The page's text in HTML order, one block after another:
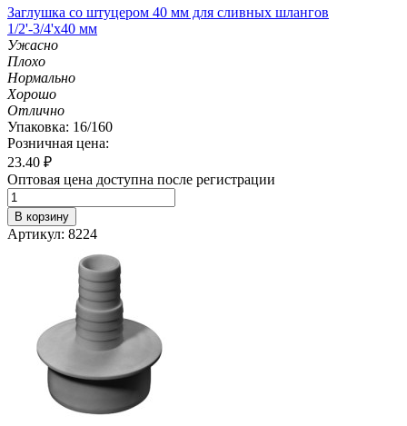
Заглушка со штуцером 40 мм для сливных шлангов
1/2'-3/4'х40 мм
Ужасно
Плохо
Нормально
Хорошо
Отлично
Упаковка: 16/160
Розничная цена:
23.40 ₽
Оптовая цена доступна после регистрации
В корзину
Артикул: 8224